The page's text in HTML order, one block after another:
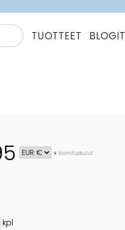
TUOTTEET BLOGIT
+toimituskulut
kpl